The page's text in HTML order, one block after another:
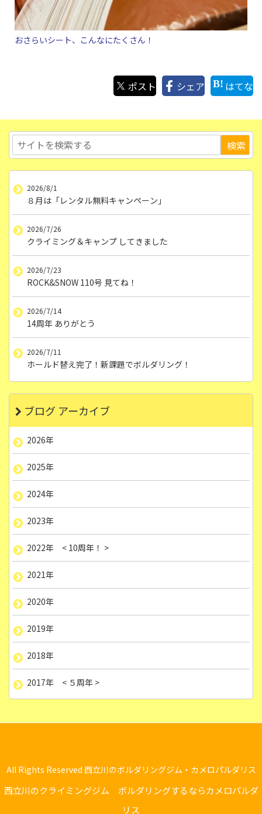
おさらいシート、こんなにたくさん！
ポスト シェア はてな
2026/8/1
８月は「レンタル無料キャンペーン」
2026/7/26
クライミング＆キャンプ してきました
2026/7/23
ROCK&SNOW 110号 見てね！
2026/7/14
14周年 ありがとう
2026/7/11
ホールド替え完了！新課題でボルダリング！
ブログ アーカイブ
2026年
2025年
2024年
2023年
2022年 < 10周年！ >
2021年
2020年
2019年
2018年
2017年 < ５周年 >
All Rights Reserved 西立川のボルダリングジム・カメロパルダリス
西立川のクライミングジム ボルダリングするならカメロパルダ
リス